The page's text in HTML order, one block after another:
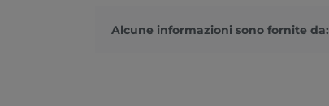
Alcune informazioni sono fornite da: